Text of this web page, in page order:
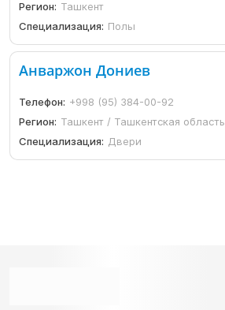
Регион: Ташкент
Специализация: Полы
Анваржон Дониев
Телефон: +998 (95) 384-00-92
Регион: Ташкент / Ташкентская область
Специализация: Двери